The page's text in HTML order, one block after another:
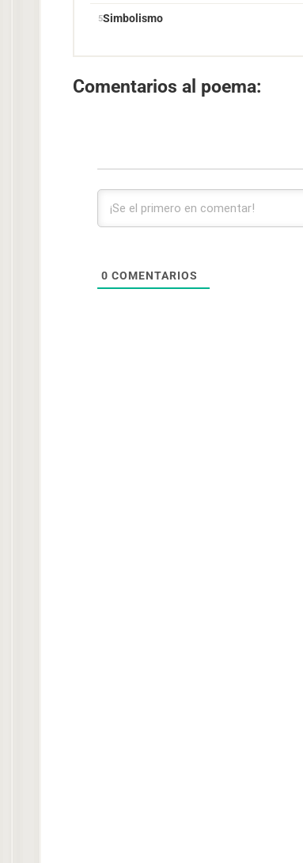
Simbolismo
Comentarios al poema:
0 COMENTARIOS